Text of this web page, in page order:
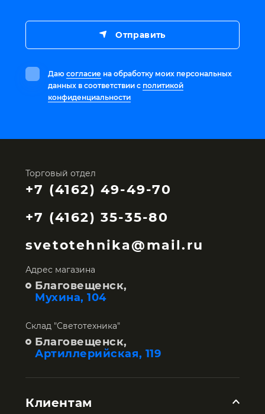
Даю согласие на обработку моих персональных
данных в соответствии с политикой
конфиденциальности
Отправить
Торговый отдел
+7 (4162) 49-49-70
+7 (4162) 35-35-80
svetotehnika@mail.ru
Адрес магазина
Благовещенск,
Мухина, 104
Склад "Светотехника"
Благовещенск,
Артиллерийская, 119
Клиентам